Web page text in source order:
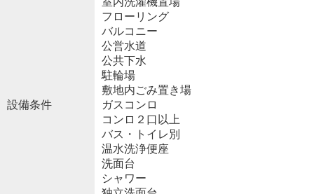
設備条件
フローリング
バルコニー
公営水道
公共下水
駐輪場
敷地内ごみ置き場
ガスコンロ
コンロ２口以上
バス・トイレ別
温水洗浄便座
洗面台
シャワー